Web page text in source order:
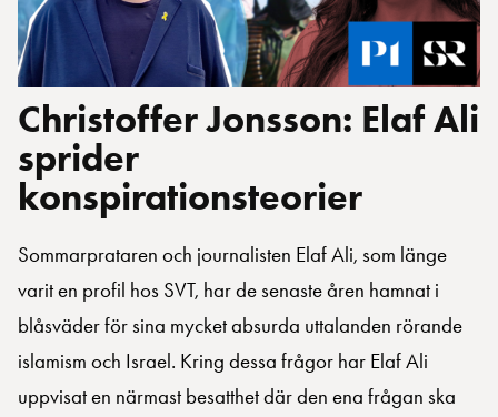
Christoffer Jonsson: Elaf Ali
sprider
konspirationsteorier
Sommarprataren och journalisten Elaf Ali, som länge
varit en profil hos SVT, har de senaste åren hamnat i
blåsväder för sina mycket absurda uttalanden rörande
islamism och Israel. Kring dessa frågor har Elaf Ali
uppvisat en närmast besatthet där den ena frågan ska